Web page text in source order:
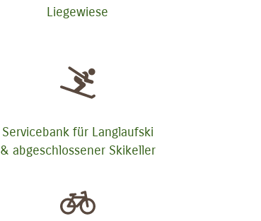
Liegewiese
Servicebank für Langlaufski
& abgeschlossener Skikeller